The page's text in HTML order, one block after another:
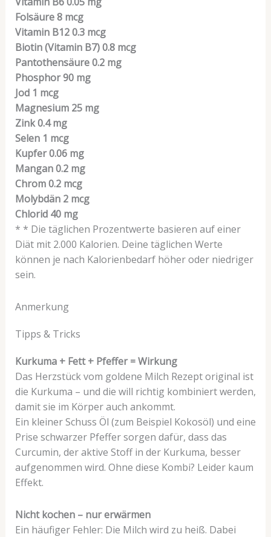
Folsäure8mcg
Vitamin B120.3mcg
Biotin (Vitamin B7)0.8mcg
Pantothensäure0.2mg
Phosphor90mg
Jod 1 mcg
Magnesium 25mg
Zink0.4mg
Selen 1 mcg
Kupfer0.06mg
Mangan0.2mg
Chrom0.2mcg
Molybdän 2mcg
Chlorid 40mg
* * Die täglichen Prozentwerte basieren auf einer
Diät mit 2.000 Kalorien. Deine täglichen Werte
können je nach Kalorienbedarf höher oder niedriger
sein.
Anmerkung
Tipps & Tricks
Kurkuma + Fett + Pfeffer = Wirkung
Das Herzstück vom goldene Milch Rezept original ist
die Kurkuma – und die will richtig kombiniert werden,
damit sie im Körper auch ankommt.
Ein kleiner Schuss Öl (zum Beispiel Kokosöl) und eine
Prise schwarzer Pfeffer sorgen dafür, dass das
Curcumin, der aktive Stoff in der Kurkuma, besser
aufgenommen wird. Ohne diese Kombi? Leider kaum
Effekt.
Nicht kochen – nur erwärmen
Ein häufiger Fehler: Die Milch wird zu heiß. Dabei